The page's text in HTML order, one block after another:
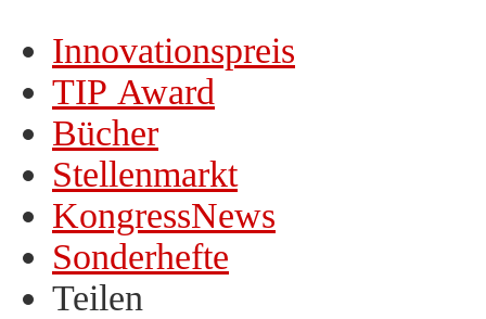
Innovationspreis
TIP Award
Bücher
Stellenmarkt
KongressNews
Sonderhefte
Teilen